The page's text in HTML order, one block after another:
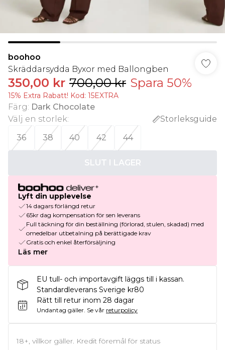
boohoo
Skräddarsydda Byxor med Ballongben
350,00 kr 700,00 kr Spara 50%
15% Extra Rabatt! Kod: 15EXTRA
Färg: Dark Chocolate
Välj en storlek:
Storleksguide
36
38 40 42 44
SLUT I LAGER
Lyft din upplevelse
14 dagars förlängd retur
65kr dag kompensation för sen leverans
Full täckning för din beställning (förlorad, stulen, skadad) med
omedelbar utbetalning på berättigade krav
Gratis och enkel återförsäljning
Läs mer
EU tull- och importavgift läggs till i kassan.
Standardleverans Sverige kr80
Rätt till retur inom 28 dagar
Undantag gäller. Se vår returpolicy
18+, villkor gäller. Kredit föremål för status